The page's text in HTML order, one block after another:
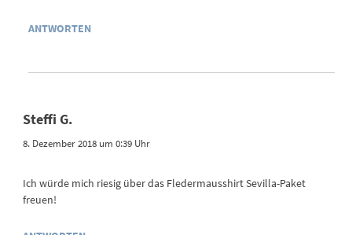
ANTWORTEN
Steffi G.
8. Dezember 2018 um 0:39 Uhr
Ich würde mich riesig über das Fledermausshirt Sevilla-Paket
freuen!